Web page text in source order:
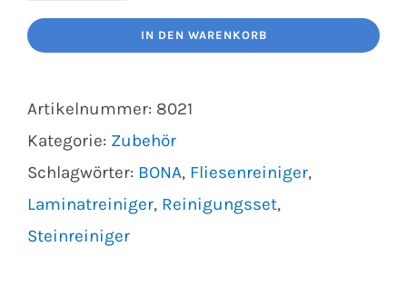
Menge
IN DEN WARENKORB
Artikelnummer: 8021
Kategorie: Zubehör
Schlagwörter: BONA, Fliesenreiniger,
Laminatreiniger, Reinigungsset,
Steinreiniger